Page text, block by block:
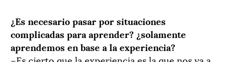
¿Es necesario pasar por situaciones
complicadas para aprender? ¿solamente
aprendemos en base a la experiencia?